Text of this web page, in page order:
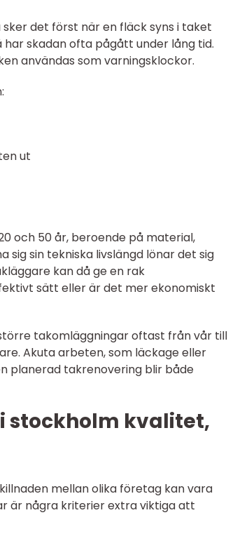
det först när en fläck syns i taket
skadan ofta pågått under lång tid.
användas som varningsklockor.
ut
och 50 år, beroende på material,
sin tekniska livslängd lönar det sig
kan då ge en rak
sätt eller är det mer ekonomiskt
takomläggningar oftast från vår till
Akuta arbeten, som läckage eller
planerad takrenovering blir både
stockholm kvalitet,
mellan olika företag kan vara
är några kriterier extra viktiga att